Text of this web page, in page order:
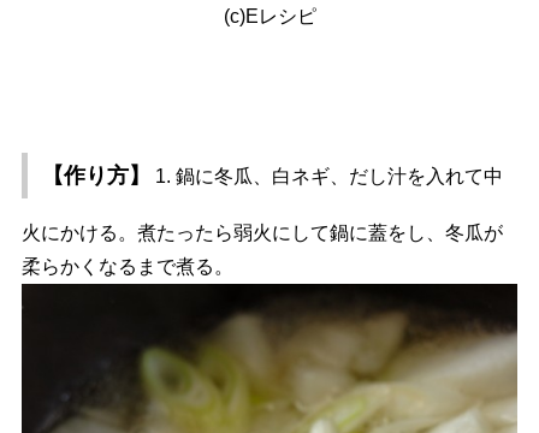
(c)Eレシピ
【作り方】 1. 鍋に冬瓜、白ネギ、だし汁を入れて中
火にかける。煮たったら弱火にして鍋に蓋をし、冬瓜が
柔らかくなるまで煮る。